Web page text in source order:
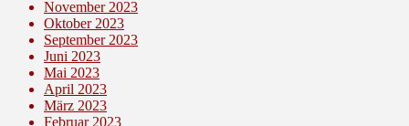
November 2023
Oktober 2023
September 2023
Juni 2023
Mai 2023
April 2023
März 2023
Februar 2023